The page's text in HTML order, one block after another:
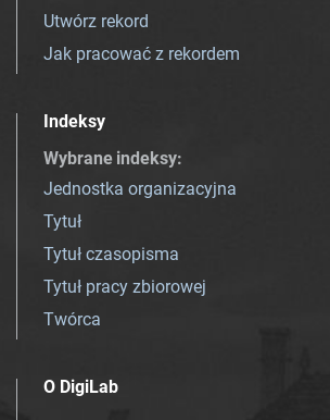
Utwórz rekord
Jak pracować z rekordem
Indeksy
Wybrane indeksy:
Jednostka organizacyjna
Tytuł
Tytuł czasopisma
Tytuł pracy zbiorowej
Twórca
O DigiLab